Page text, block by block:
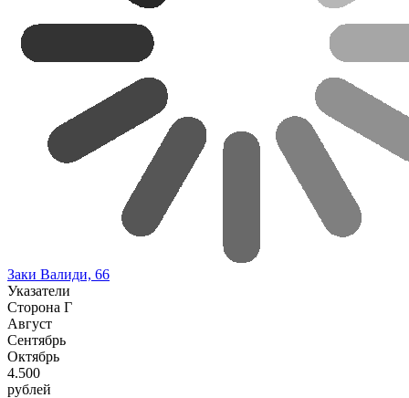
Заки Валиди, 66
Указатели
Сторона Г
Август
Сентябрь
Октябрь
4.500
рублей